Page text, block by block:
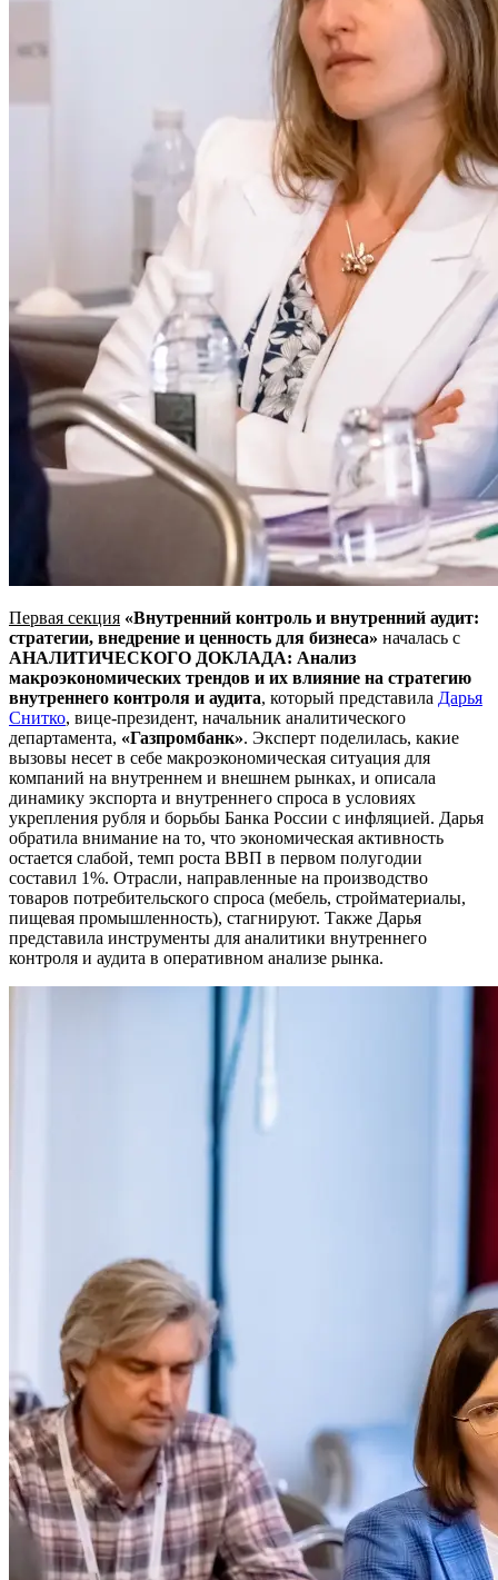
Первая секция «Внутренний контроль и внутренний аудит:
стратегии, внедрение и ценность для бизнеса» началась с
АНАЛИТИЧЕСКОГО ДОКЛАДА: Анализ
макроэкономических трендов и их влияние на стратегию
внутреннего контроля и аудита, который представила Дарья
Снитко, вице-президент, начальник аналитического
департамента, «Газпромбанк». Эксперт поделилась, какие
вызовы несет в себе макроэкономическая ситуация для
компаний на внутреннем и внешнем рынках, и описала
динамику экспорта и внутреннего спроса в условиях
укрепления рубля и борьбы Банка России с инфляцией. Дарья
обратила внимание на то, что экономическая активность
остается слабой, темп роста ВВП в первом полугодии
составил 1%. Отрасли, направленные на производство
товаров потребительского спроса (мебель, стройматериалы,
пищевая промышленность), стагнируют. Также Дарья
представила инструменты для аналитики внутреннего
контроля и аудита в оперативном анализе рынка.